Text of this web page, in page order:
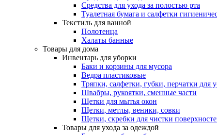
Средства для ухода за полостью рта
Туалетная бумага и салфетки
Текстиль для ванной
Полотенца
Халаты банные
Товары для дома
Инвентарь для уборки
Баки и корзины для мусора
Ведра пластиковые
Тряпки, салфетки, губки, перчатки для
Швабры, рукоятки, сменные части
Щетки для мытья окон
Щетки, метлы, веники, совки
Щетки, скребки для чистки
Товары для ухода за одеждой